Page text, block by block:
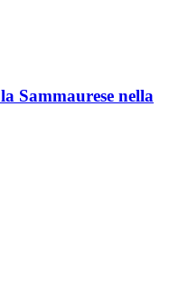
Sammaurese nella